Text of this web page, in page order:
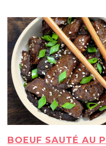
BOEUF SAUTÉ AU